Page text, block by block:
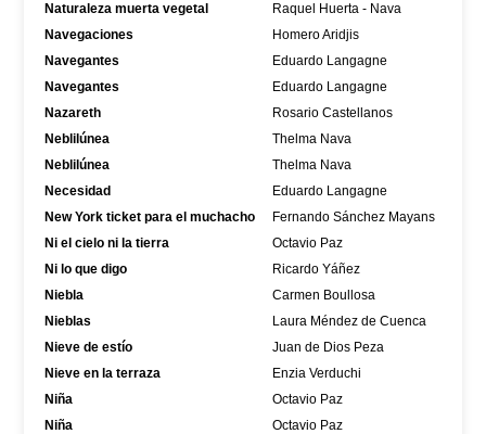
Naturaleza muerta vegetal
Raquel Huerta - Nava
Navegaciones
Homero Aridjis
Navegantes
Eduardo Langagne
Navegantes
Eduardo Langagne
Nazareth
Rosario Castellanos
Neblilúnea
Thelma Nava
Neblilúnea
Thelma Nava
Necesidad
Eduardo Langagne
New York ticket para el muchacho
Fernando Sánchez Mayans
Ni el cielo ni la tierra
Octavio Paz
Ni lo que digo
Ricardo Yáñez
Niebla
Carmen Boullosa
Nieblas
Laura Méndez de Cuenca
Nieve de estío
Juan de Dios Peza
Nieve en la terraza
Enzia Verduchi
Niña
Octavio Paz
Niña
Octavio Paz